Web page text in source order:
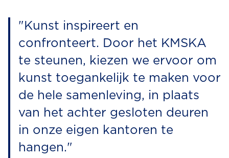
"Kunst inspireert en
confronteert. Door het KMSKA
te steunen, kiezen we ervoor om
kunst toegankelijk te maken voor
de hele samenleving, in plaats
van het achter gesloten deuren
in onze eigen kantoren te
hangen."